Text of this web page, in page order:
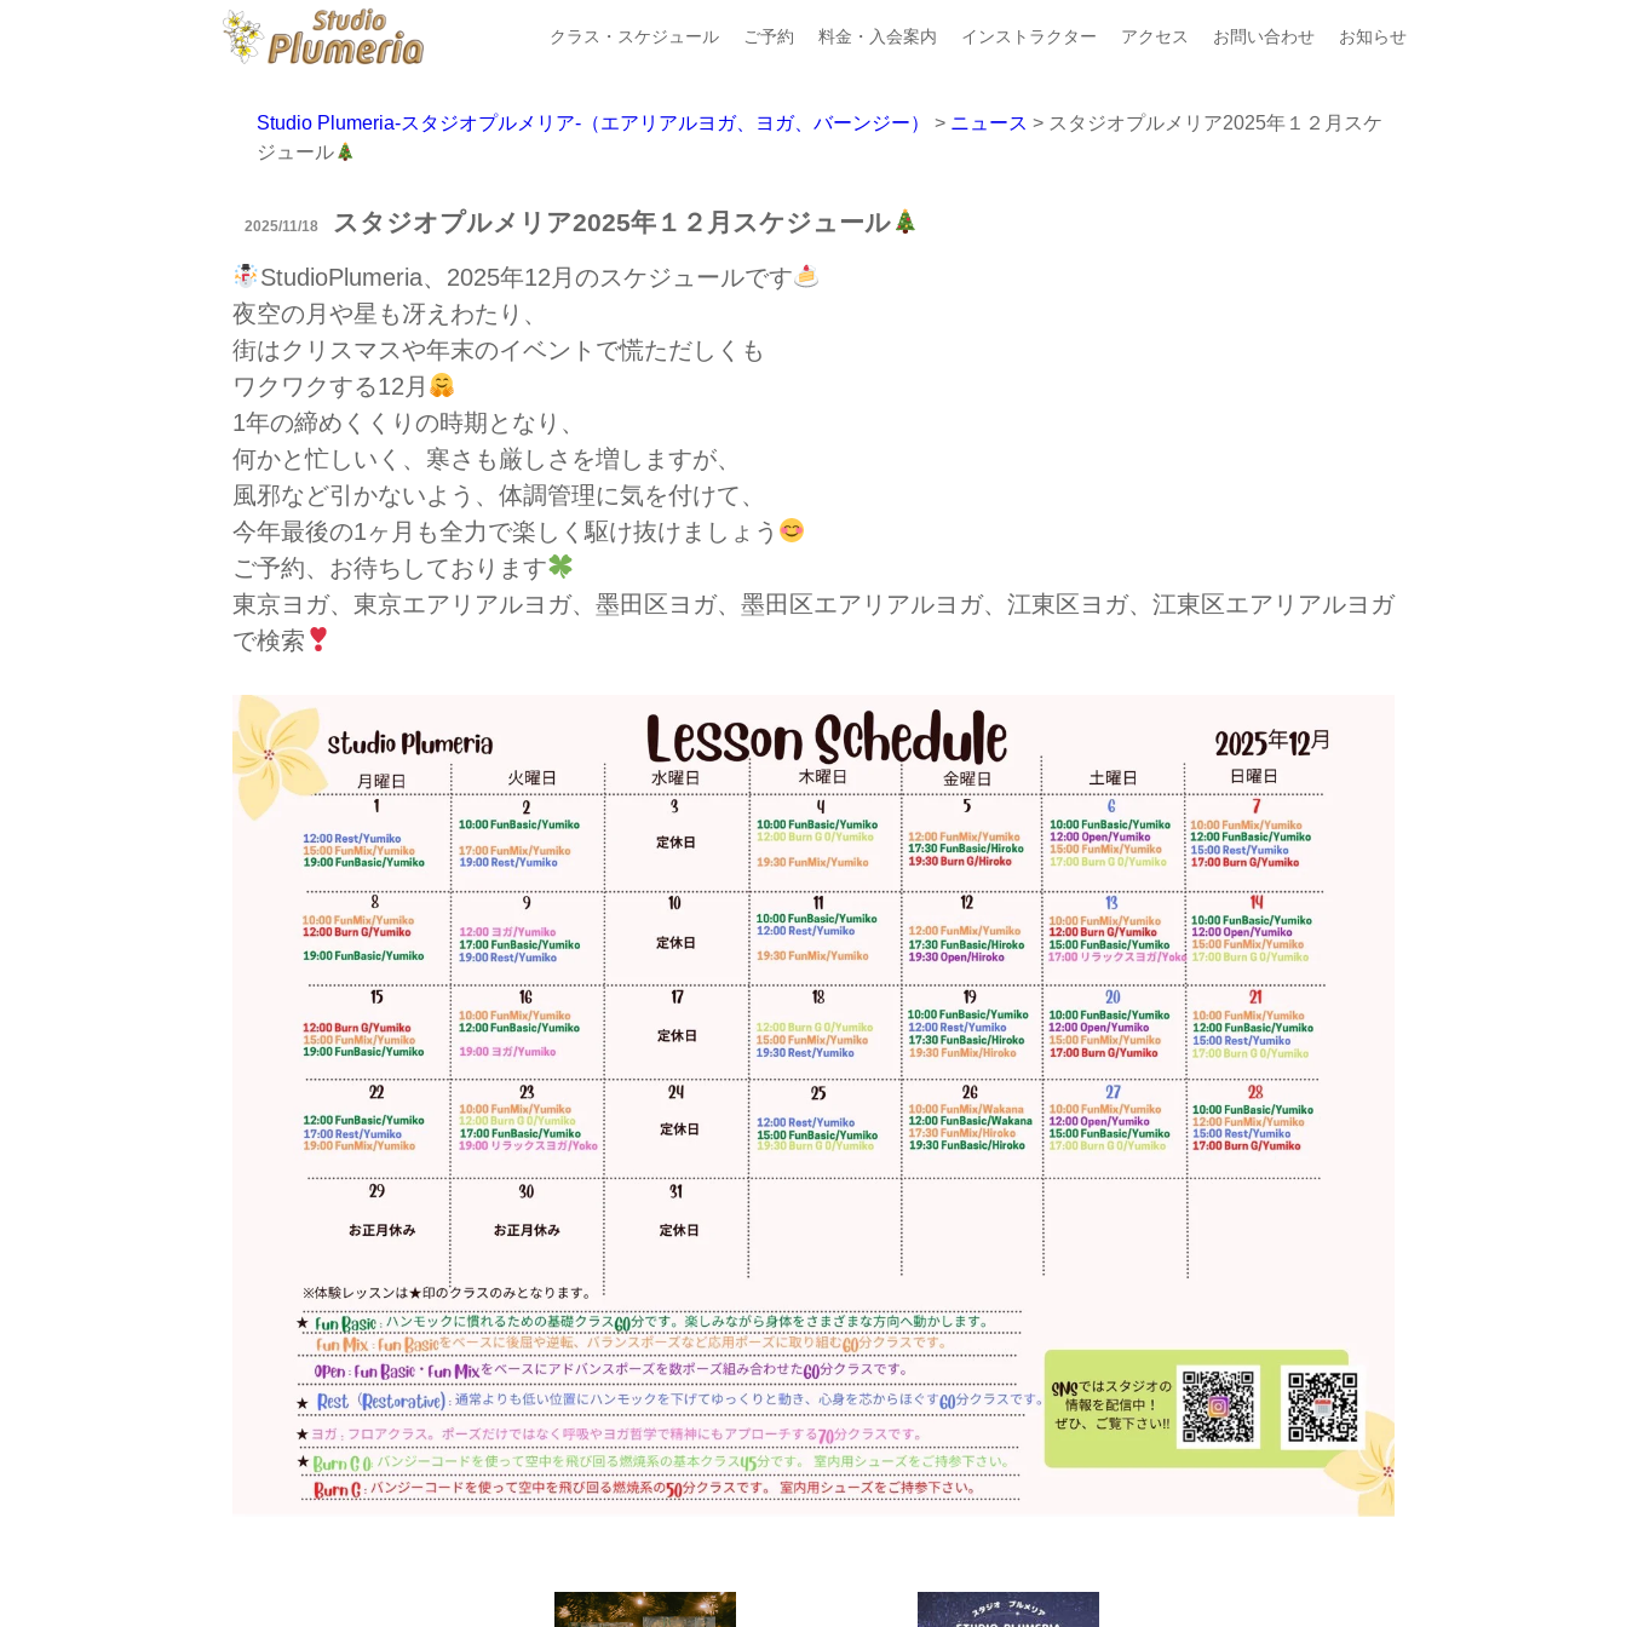
クラス・スケジュール ご予約 料金・入会案内 インストラクター アクセス お問い合わせ お知らせ
Studio Plumeria-スタジオプルメリア-（エアリアルヨガ、ヨガ、バーンジー） > ニュース > スタジオプルメリア2025年１２月スケ
ジュール
2025/11/18 スタジオプルメリア2025年１２月スケジュール
StudioPlumeria、2025年12月のスケジュールです
夜空の月や星も冴えわたり、
街はクリスマスや年末のイベントで慌ただしくも
ワクワクする12月
1年の締めくくりの時期となり、
何かと忙しいく、寒さも厳しさを増しますが、
風邪など引かないよう、体調管理に気を付けて、
今年最後の1ヶ月も全力で楽しく駆け抜けましょう
ご予約、お待ちしております
東京ヨガ、東京エアリアルヨガ、墨田区ヨガ、墨田区エアリアルヨガ、江東区ヨガ、江東区エアリアルヨガ
で検索